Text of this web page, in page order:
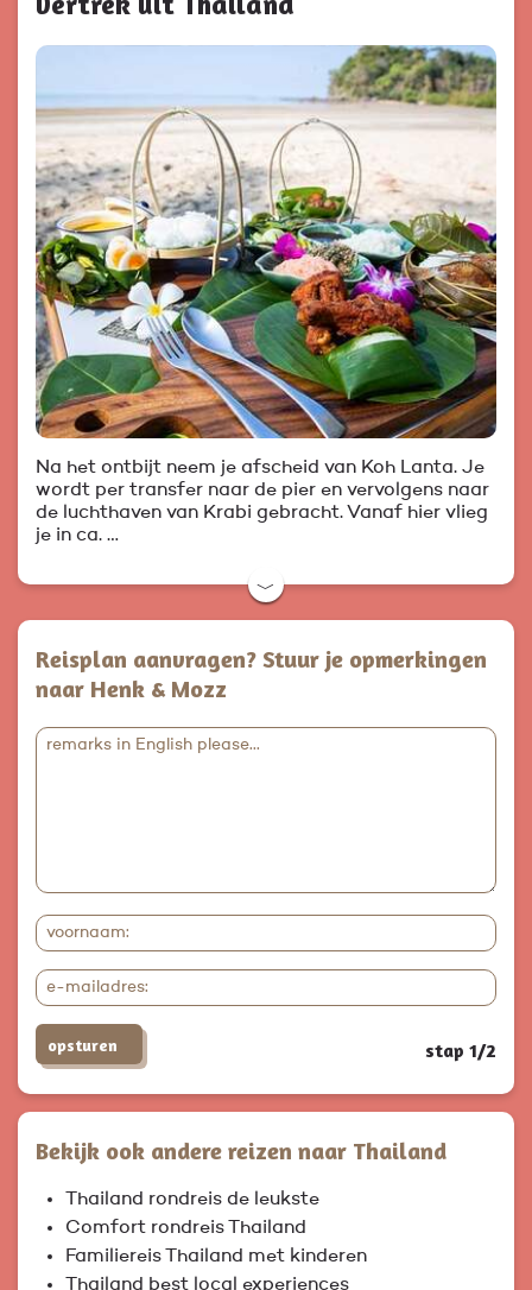
Na het ontbijt neem je afscheid van Koh Lanta. Je
wordt per transfer naar de pier en vervolgens naar
de luchthaven van Krabi gebracht. Vanaf hier vlieg
je in ca. …
﹀
Reisplan aanvragen? Stuur je opmerkingen
naar Henk & Mozz
opsturen stap 1/2
Bekijk ook andere reizen naar Thailand
Thailand rondreis de leukste
Comfort rondreis Thailand
Familiereis Thailand met kinderen
Thailand best local experiences